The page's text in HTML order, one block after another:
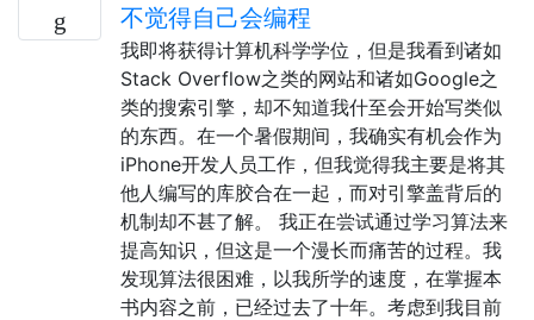
不觉得自己会编程
我即将获得计算机科学学位，但是我看到诸如
Stack Overflow之类的网站和诸如Google之
类的搜索引擎，却不知道我什至会开始写类似
的东西。在一个暑假期间，我确实有机会作为
iPhone开发人员工作，但我觉得我主要是将其
他人编写的库胶合在一起，而对引擎盖背后的
机制却不甚了解。 我正在尝试通过学习算法来
提高知识，但这是一个漫长而痛苦的过程。我
发现算法很困难，以我所学的速度，在掌握本
书内容之前，已经过去了十年。考虑到我目前